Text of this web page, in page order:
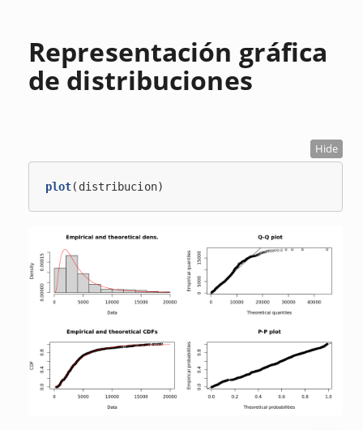
Representación gráfica
de distribuciones
Hide
plot(distribucion)